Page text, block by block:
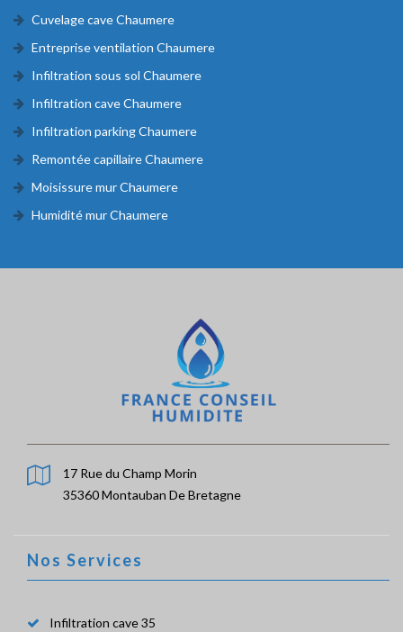
Cuvelage cave Chaumere
Entreprise ventilation Chaumere
Infiltration sous sol Chaumere
Infiltration cave Chaumere
Infiltration parking Chaumere
Remontée capillaire Chaumere
Moisissure mur Chaumere
Humidité mur Chaumere
17 Rue du Champ Morin
35360 Montauban De Bretagne
Nos Services
Infiltration cave 35